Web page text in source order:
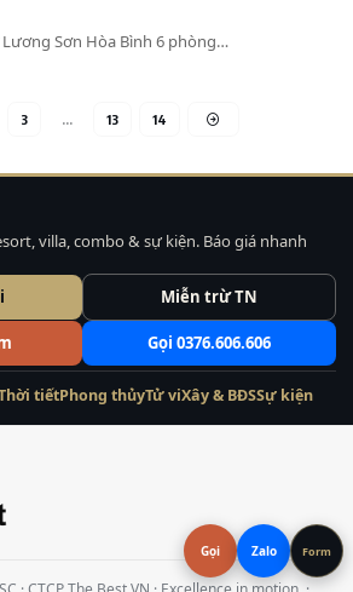
Sơn Hòa Bình 6 phòng…
3 … 13 14
villa, combo & sự kiện. Báo giá nhanh
Miễn trừ TN
Gọi 0376.606.606
tiếtPhong thủyTử viXây & BĐSSự kiện
Gọi Zalo Form